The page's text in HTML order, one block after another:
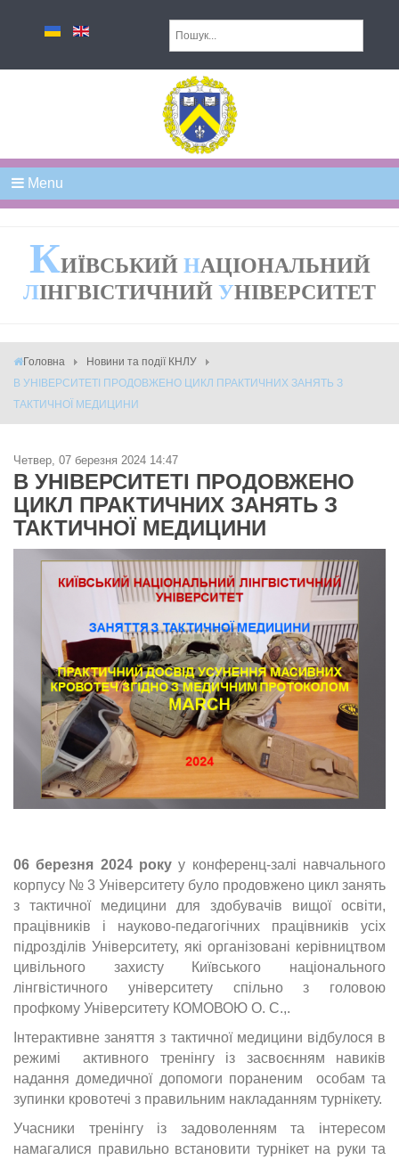
Menu
КИЇВСЬКИЙ НАЦІОНАЛЬНИЙ
ЛІНГВІСТИЧНИЙ УНІВЕРСИТЕТ
Головна
Новини та події КНЛУ
В УНІВЕРСИТЕТІ ПРОДОВЖЕНО ЦИКЛ ПРАКТИЧНИХ ЗАНЯТЬ З
ТАКТИЧНОЇ МЕДИЦИНИ
Четвер, 07 березня 2024 14:47
В УНІВЕРСИТЕТІ ПРОДОВЖЕНО
ЦИКЛ ПРАКТИЧНИХ ЗАНЯТЬ З
ТАКТИЧНОЇ МЕДИЦИНИ
06 березня 2024 року у конференц-залі навчального
корпусу № 3 Університету було продовжено цикл занять
з тактичної медицини для здобувачів вищої освіти,
працівників і науково-педагогічних працівників усіх
підрозділів Університету, які організовані керівництвом
цивільного захисту Київського національного
лінгвістичного університету спільно з головою
профкому Університету КОМОВОЮ О. С.,.
Інтерактивне заняття з тактичної медицини відбулося в
режимі активного тренінгу із засвоєнням навиків
надання домедичної допомоги пораненим особам та
зупинки кровотечі з правильним накладанням турнікету.
Учасники тренінгу із задоволенням та інтересом
намагалися правильно встановити турнікет на руки та